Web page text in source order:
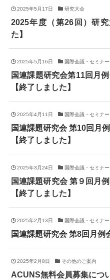
2025年5月17日 研究大会
2025年度（第26回）研
た】
2025年5月16日 国際会議・セミナー
国連課題研究会第11回月
【終了しました】
2025年4月11日 国際会議・セミナー
国連課題研究会 第10回月
【終了しました】
2025年3月24日 国際会議・セミナー
国連課題研究会 第９回月
【終了しました】
2025年2月13日 国際会議・セミナー
国連課題研究会 第8回月例
2025年2月8日 その他のご案内
ACUNS無料会員募集につ